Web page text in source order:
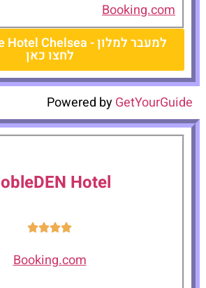
Booking.com
לחצו כאן
Powered byGetYourGuide
Hotel
Booking.com